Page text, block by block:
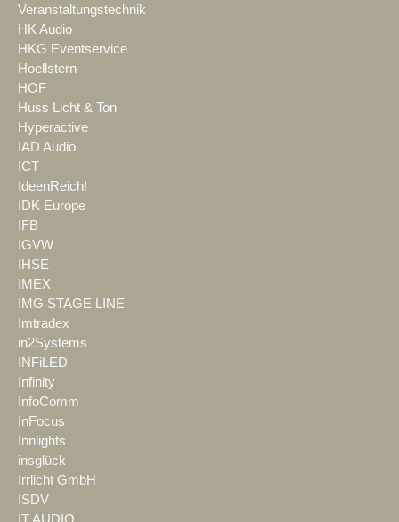
Veranstaltungstechnik
HK Audio
HKG Eventservice
Hoellstern
HOF
Huss Licht & Ton
Hyperactive
IAD Audio
ICT
IdeenReich!
IDK Europe
IFB
IGVW
IHSE
IMEX
IMG STAGE LINE
Imtradex
in2Systems
INFiLED
Infinity
InfoComm
InFocus
Innlights
insglück
Irrlicht GmbH
ISDV
IT AUDIO